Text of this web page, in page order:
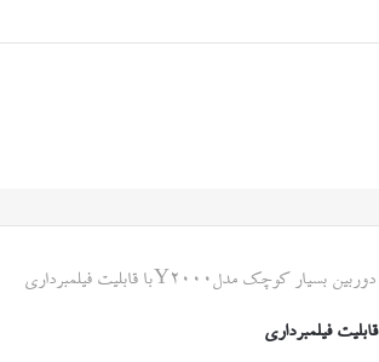
دوربین بسیار کوچک مدلY2000با قابلیت فیلمبرداری